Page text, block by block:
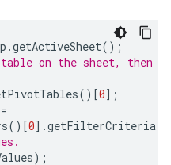
.getActiveSheet();
on the sheet, then
()[0];
=
()[0].getFilterCriteria
);